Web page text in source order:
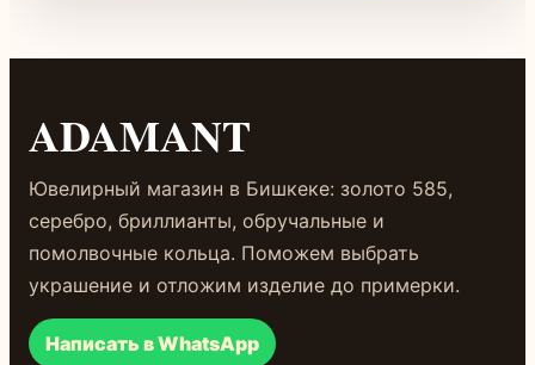
ADAMANT
Ювелирный магазин в Бишкеке: золото 585,
серебро, бриллианты, обручальные и
помолвочные кольца. Поможем выбрать
украшение и отложим изделие до примерки.
Написать в WhatsApp